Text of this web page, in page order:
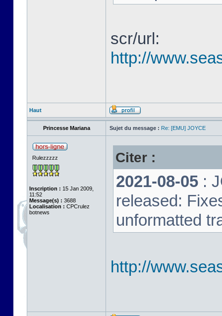
scr/url:
http://
Haut
Princesse Mariana Sujet du message : Re: [EMU] JOYCE
Rulezzzzz
Inscription : 15 Jan 2009,
11:52
Message(s) : 3688
Localisation : CPCrulez
botnews
Citer :
2021-08-05 :
released:
unformatted
http://